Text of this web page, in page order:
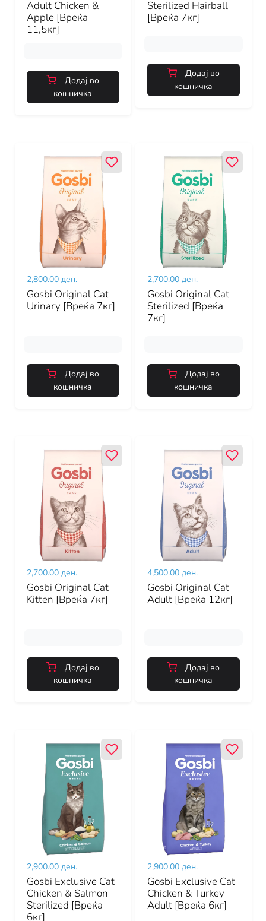
Adult Chicken &
Apple [Вреќа
11,5кг]
Додај во
кошничка
Sterilized Hairball
[Вреќа 7кг]
Додај во
кошничка
2,800.00 ден.
Gosbi Original Cat
Urinary [Вреќа 7кг]
Додај во
кошничка
2,700.00 ден.
Gosbi Original Cat
Sterilized [Вреќа
7кг]
Додај во
кошничка
2,700.00 ден.
Gosbi Original Cat
Kitten [Вреќа 7кг]
Додај во
кошничка
4,500.00 ден.
Gosbi Original Cat
Adult [Вреќа 12кг]
Додај во
кошничка
2,900.00 ден.
Gosbi Exclusive Cat
Chicken & Salmon
Sterilized [Вреќа
6кг]
2,900.00 ден.
Gosbi Exclusive Cat
Chicken & Turkey
Adult [Вреќа 6кг]